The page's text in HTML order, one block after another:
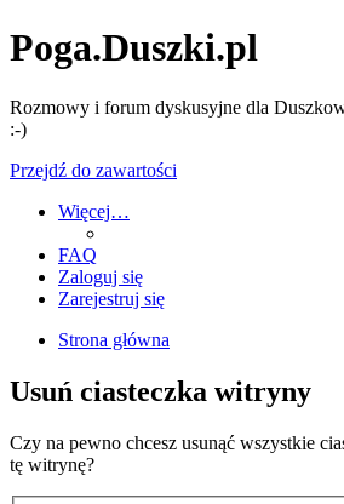
Poga.Duszki.pl
Rozmowy i forum dyskusyjne dla
:-)
Przejdź do zawartości
Więcej…
FAQ
Zaloguj się
Zarejestruj się
Strona główna
Usuń ciasteczka witryny
Czy na pewno chcesz usunąć wszystkie
tę witrynę?